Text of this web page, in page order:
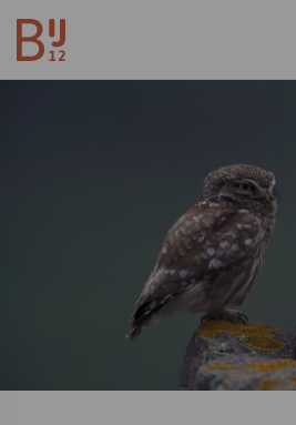
Homepagina